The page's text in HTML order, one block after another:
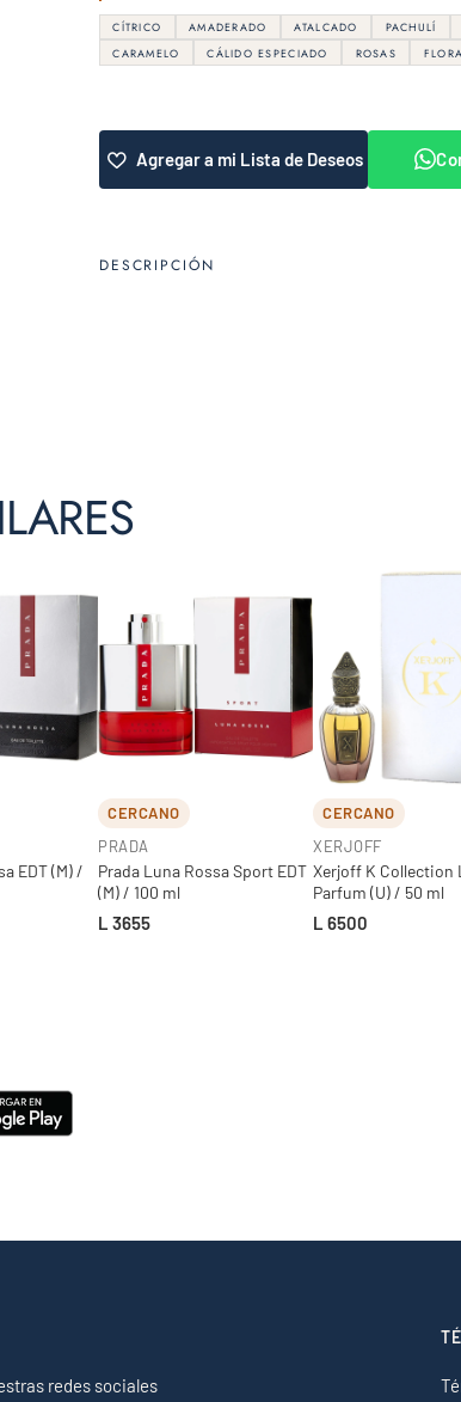
CÍTRICO AMADERADO ATALCADO PACHULÍ
CARAMELO
CÁLIDO ESPECIADO ROSAS
Agregar a mi Lista de Deseos
DESCRIPCIÓN
EDT (M) /
CERCANO
PRADA
Prada Luna Rossa Sport EDT
(M) / 100 ml
L 3655
CERCANO
XERJOFF
Xerjoff K Collection
Parfum (U) / 50 ml
L 6500
redes sociales